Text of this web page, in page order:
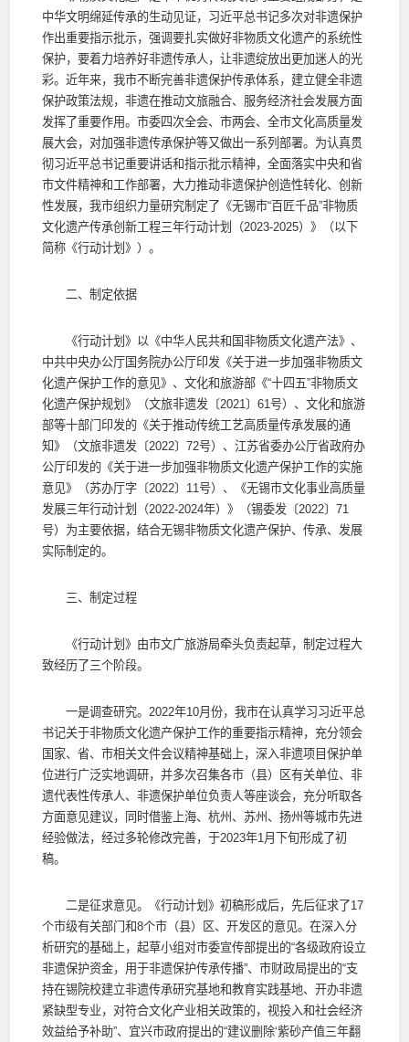
中华文明绵延传承的生动见证，习近平总书记多次对非遗保护
作出重要指示批示，强调要扎实做好非物质文化遗产的系统性
保护，要着力培养好非遗传承人，让非遗绽放出更加迷人的光
彩。近年来，我市不断完善非遗保护传承体系，建立健全非遗
保护政策法规，非遗在推动文旅融合、服务经济社会发展方面
发挥了重要作用。市委四次全会、市两会、全市文化高质量发
展大会，对加强非遗传承保护等又做出一系列部署。为认真贯
彻习近平总书记重要讲话和指示批示精神，全面落实中央和省
市文件精神和工作部署，大力推动非遗保护创造性转化、创新
性发展，我市组织力量研究制定了《无锡市“百匠千品”非物质
文化遗产传承创新工程三年行动计划（2023-2025）》（以下
简称《行动计划》）。
二、制定依据
《行动计划》以《中华人民共和国非物质文化遗产法》、
中共中央办公厅国务院办公厅印发《关于进一步加强非物质文
化遗产保护工作的意见》、文化和旅游部《“十四五”非物质文
化遗产保护规划》（文旅非遗发〔2021〕61号）、文化和旅游
部等十部门印发的《关于推动传统工艺高质量传承发展的通
知》（文旅非遗发〔2022〕72号）、江苏省委办公厅省政府办
公厅印发的《关于进一步加强非物质文化遗产保护工作的实施
意见》（苏办厅字〔2022〕11号）、《无锡市文化事业高质量
发展三年行动计划（2022-2024年）》（锡委发〔2022〕71
号）为主要依据，结合无锡非物质文化遗产保护、传承、发展
实际制定的。
三、制定过程
《行动计划》由市文广旅游局牵头负责起草，制定过程大
致经历了三个阶段。
一是调查研究。2022年10月份，我市在认真学习习近平总
书记关于非物质文化遗产保护工作的重要指示精神，充分领会
国家、省、市相关文件会议精神基础上，深入非遗项目保护单
位进行广泛实地调研，并多次召集各市（县）区有关单位、非
遗代表性传承人、非遗保护单位负责人等座谈会，充分听取各
方面意见建议，同时借鉴上海、杭州、苏州、扬州等城市先进
经验做法，经过多轮修改完善，于2023年1月下旬形成了初
稿。
二是征求意见。《行动计划》初稿形成后，先后征求了17
个市级有关部门和8个市（县）区、开发区的意见。在深入分
析研究的基础上，起草小组对市委宣传部提出的“各级政府设立
非遗保护资金，用于非遗保护传承传播”、市财政局提出的“支
持在锡院校建立非遗传承研究基地和教育实践基地、开办非遗
紧缺型专业，对符合文化产业相关政策的，视投入和社会经济
效益给予补助”、宜兴市政府提出的“建议删除‘紫砂产值三年翻